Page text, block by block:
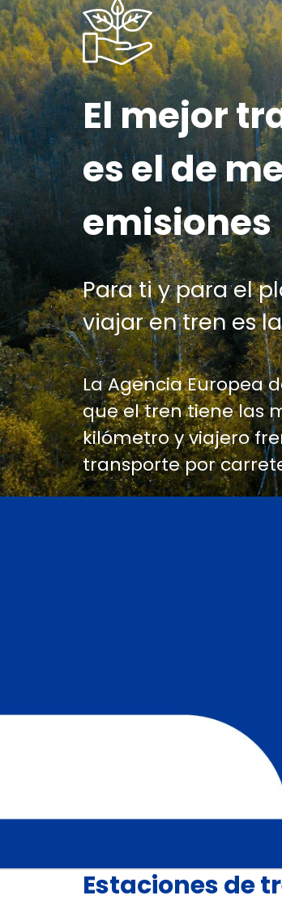
El mejor
es el de
emisiones
Para ti y para el
viajar en tren es
La Agencia Europea
que el tren tiene las
kilómetro y viajero
transporte por
Estaciones de